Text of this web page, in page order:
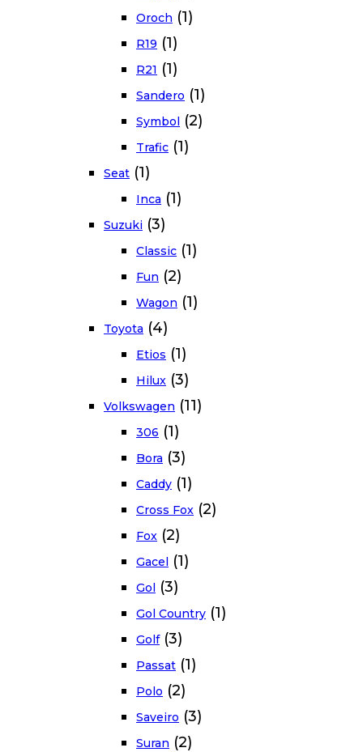
Oroch (1)
R19 (1)
R21 (1)
Sandero (1)
Symbol (2)
Trafic (1)
Seat (1)
Inca (1)
Suzuki (3)
Classic (1)
Fun (2)
Wagon (1)
Toyota (4)
Etios (1)
Hilux (3)
Volkswagen (11)
306 (1)
Bora (3)
Caddy (1)
Cross Fox (2)
Fox (2)
Gacel (1)
Gol (3)
Gol Country (1)
Golf (3)
Passat (1)
Polo (2)
Saveiro (3)
Suran (2)